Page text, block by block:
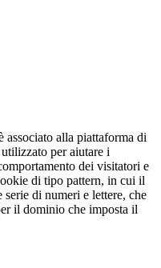
associato alla piattaforma di
per aiutare i
dei visitatori e
di tipo pattern, in cui il
di numeri e lettere, che
il dominio che imposta il